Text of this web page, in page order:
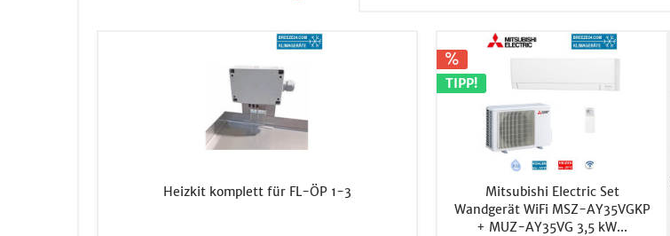
Heizkit komplett für FL-ÖP 1-3
TIPP!
Mitsubishi Electric Set
Wandgerät WiFi MSZ-AY35VGKP
+ MUZ-AY35VG 3,5 kW...